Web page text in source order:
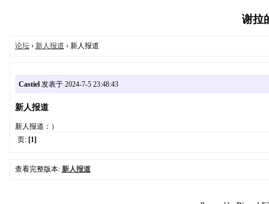
谢拉
论坛› 新人报道 › 新人报道
Castiel发表于 2024-7-5 23:48:43
新人报道
新人报道：）
页: [1]
查看完整版本: 新人报道